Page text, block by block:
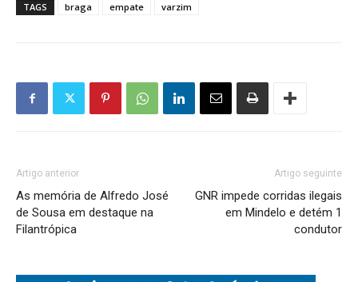
TAGS braga empate varzim
Artigo anterior
As memória de Alfredo José
de Sousa em destaque na
Filantrópica
Artigo seguinte
GNR impede corridas ilegais
em Mindelo e detém 1
condutor